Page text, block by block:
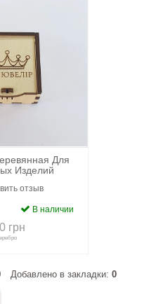
Для
Изделий
отзыв
В наличии
грн
Добавлено в закладки: 0